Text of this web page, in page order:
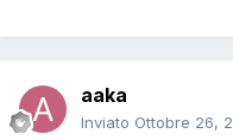
aaka
Inviato Ottobre 26,